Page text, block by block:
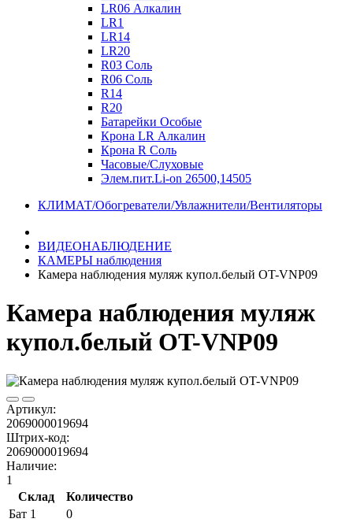
LR06 Алкалин
LR1
LR14
LR20
R03 Соль
R06 Соль
R14
R20
Батарейки Особые
Крона LR Алкалин
Крона R Соль
Часовые/Слуховые
Элем.пит.Li-on 26500,14505
КЛИМАТ/Обогреватели/Увлажнители/Вентиляторы
ВИДЕОНАБЛЮДЕНИЕ
КАМЕРЫ наблюдения
Камера наблюдения муляж купол.белый OT-VNP09
Камера наблюдения муляж
купол.белый OT-VNP09
Артикул:
2069000019694
Штрих-код:
2069000019694
Наличие:
1
Склад
Количество
Бат 1
0